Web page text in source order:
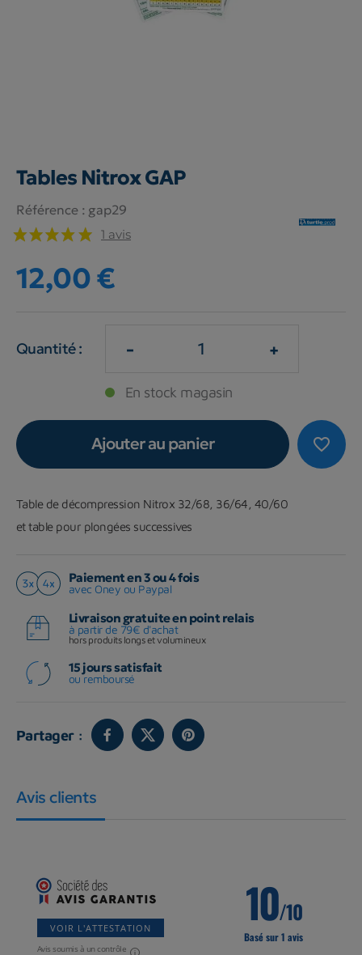
Tables Nitrox GAP
Référence : gap29
1 avis
12,00 €
Quantité : - +
En stock magasin
favorite_border
Ajouter au panier
Table de décompression Nitrox 32/68, 36/64, 40/60
et table pour plongées successives
Paiement en 3 ou 4 fois
avec Oney ou Paypal
Livraison gratuite en point relais
à partir de 79€ d'achat
hors produits longs et volumineux
15 jours satisfait
ou remboursé
Partager :
Avis clients
VOIR L'ATTESTATION
Avis soumis à un contrôle
10/10
Basé sur 1 avis